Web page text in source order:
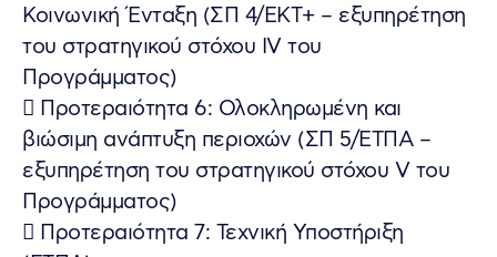
Κοινωνική Ένταξη (ΣΠ 4/ΕΚΤ+ – εξυπηρέτηση
του στρατηγικού στόχου ΙV του
Προγράμματος)
 Προτεραιότητα 6: Ολοκληρωμένη και
βιώσιμη ανάπτυξη περιοχών (ΣΠ 5/ΕΤΠΑ –
εξυπηρέτηση του στρατηγικού στόχου V του
Προγράμματος)
 Προτεραιότητα 7: Τεχνική Υποστήριξη